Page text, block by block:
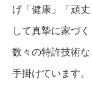
げ「健康」「頑
して真摯に家づ
数々の特許技術
手掛けています。